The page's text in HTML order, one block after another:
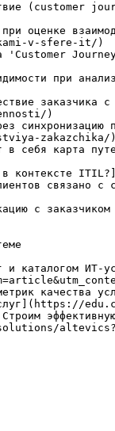
при оценке
v-sfere-it/)
'Customer
при
)
zakazchika/)
в себя
в
с
и каталогом
качества